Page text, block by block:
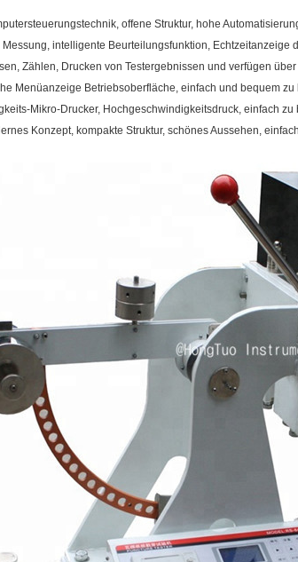
offene Struktur, hohe
intelligente Beurteilungsfunktion, Echtzeitanzeige
Zählen, Drucken von Testergebnissen und verfügen
Menüanzeige Betriebsoberfläche, einfach und bequem zu
Mikro-Drucker, Hochgeschwindigkeitsdruck, einfach
Konzept, kompakte Struktur, schönes Aussehen,